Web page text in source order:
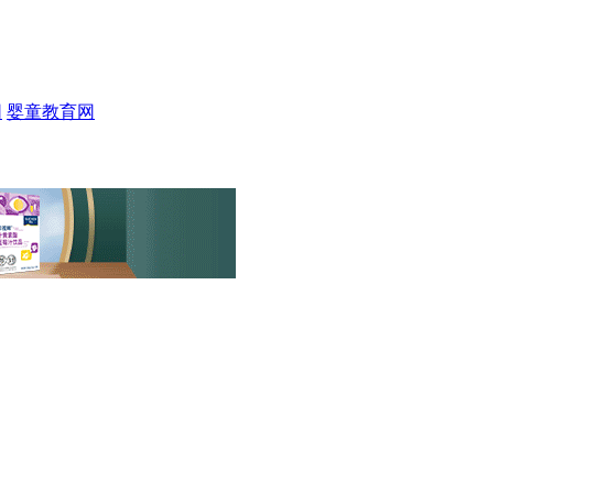
婴童教育网